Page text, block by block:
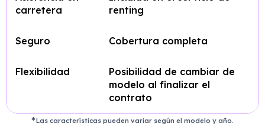
carretera
renting
Seguro Cobertura completa
Flexibilidad
Posibilidad de cambiar de
modelo al finalizar el
contrato
Las características pueden variar según el modelo y año.